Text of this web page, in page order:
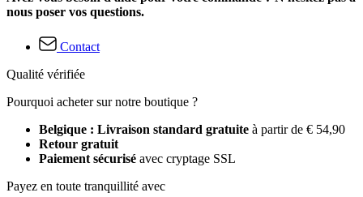
nous poser vos questions.
Contact
Qualité vérifiée
Pourquoi acheter sur notre boutique ?
Belgique : Livraison standard gratuite à partir de € 54,90
Retour gratuit
Paiement sécurisé avec cryptage SSL
Payez en toute tranquillité avec